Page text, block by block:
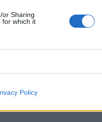
or Sharing
for which it
Policy
Feed RSS Facebook Twitter
Foto dei lettori
Animali